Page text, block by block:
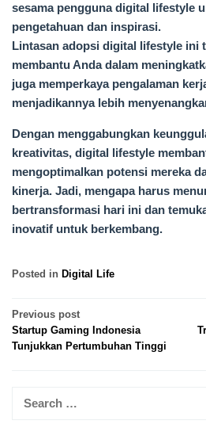
sesama pengguna digital lifestyle
pengetahuan dan inspirasi.
Lintasan adopsi digital lifestyle ini
membantu Anda dalam
juga memperkaya pengalaman
menjadikannya lebih
Dengan menggabungkan
kreativitas, digital lifestyle
mengoptimalkan potensi mereka
kinerja. Jadi, mengapa harus
bertransformasi hari ini dan
inovatif untuk berkembang.
Posted in Digital Life
Post
navigation
Previous post
Startup Gaming Indonesia
Tunjukkan Pertumbuhan Tinggi